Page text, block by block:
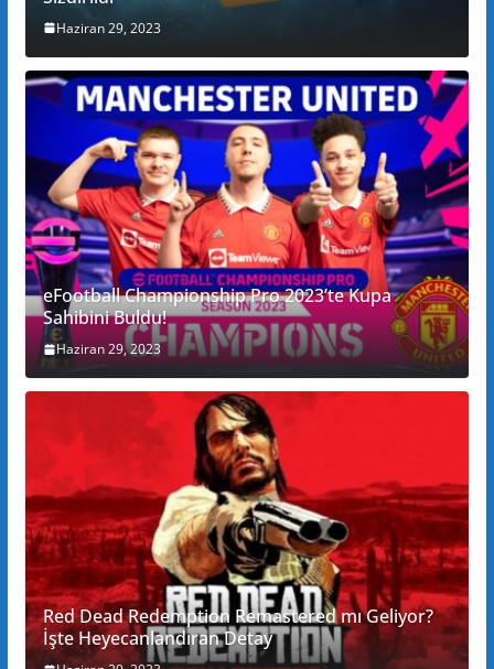
Haziran 29, 2023
eFootball Championship Pro 2023’te Kupa
Sahibini Buldu!
Haziran 29, 2023
Red Dead Redemption Remastered mı Geliyor?
İşte Heyecanlandıran Detay